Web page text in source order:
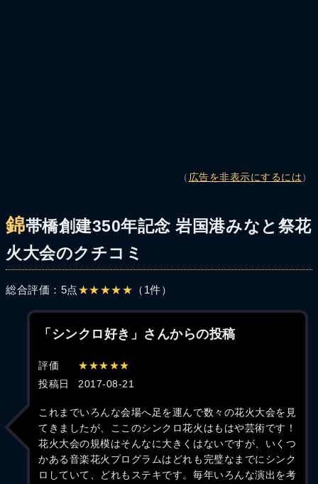
（ 広告を非表示にするには ）
錦帯橋創建350年記念 岩国港みなと祭花
火大会のクチコミ
総合評価：5点★★★★★ （1件）
「シンクロ好き」さんからの投稿
評価
★★★★★
投稿日
2017-08-21
これまでいろんな会場へ足を運んで数々の花火大会を見
てきましたが、ここのシンクロ花火はもはや芸術です！
花火大会の規模はそんなに大きくはないですが、いくつ
かある音楽花火プログラムはどれも完璧なまでにシンク
ロしていて、どれもステキです。毎年いろんな演出を考